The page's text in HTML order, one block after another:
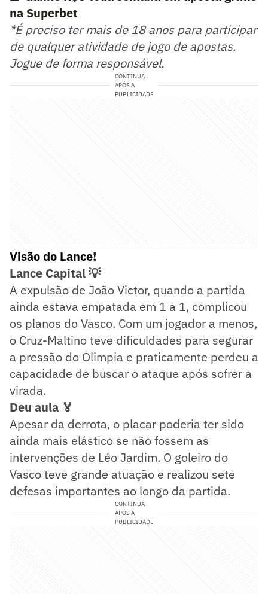
na Superbet
*É preciso ter mais de 18 anos para participar
de qualquer atividade de jogo de apostas.
Jogue de forma responsável.
CONTINUA
APÓS A
PUBLICIDADE
Visão do Lance!
Lance Capital 💡
A expulsão de João Victor, quando a partida
ainda estava empatada em 1 a 1, complicou
os planos do Vasco. Com um jogador a menos,
o Cruz-Maltino teve dificuldades para segurar
a pressão do Olimpia e praticamente perdeu a
capacidade de buscar o ataque após sofrer a
virada.
Deu aula 🏅
Apesar da derrota, o placar poderia ter sido
ainda mais elástico se não fossem as
intervenções de Léo Jardim. O goleiro do
Vasco teve grande atuação e realizou sete
defesas importantes ao longo da partida.
CONTINUA
APÓS A
PUBLICIDADE